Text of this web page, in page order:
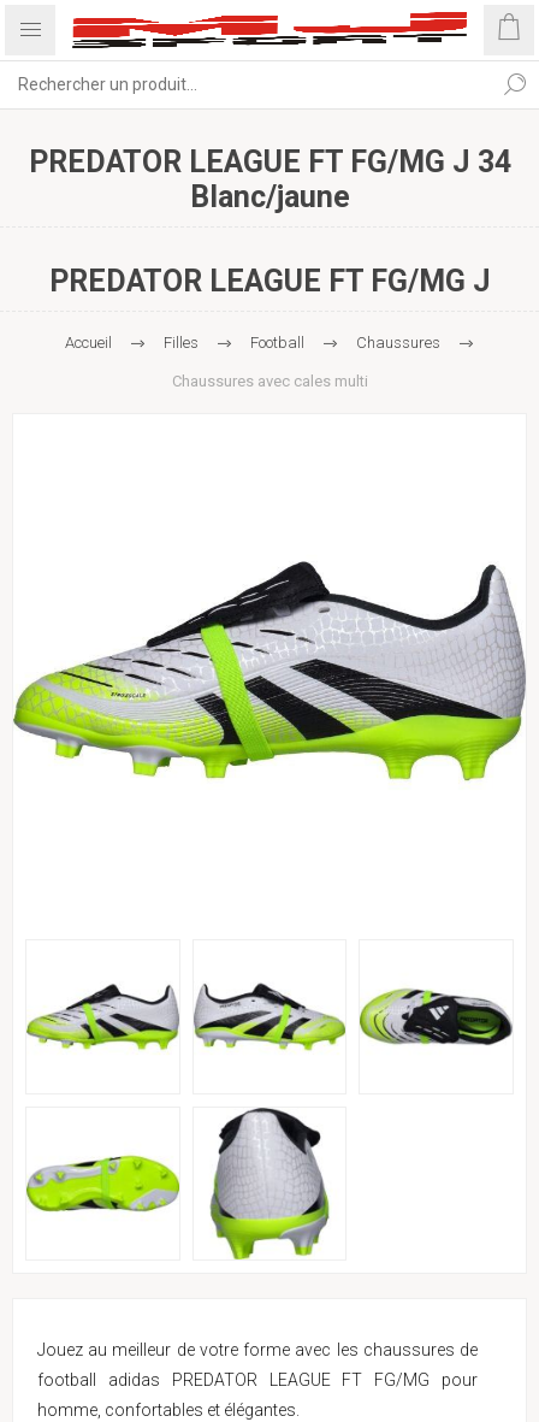
PREDATOR LEAGUE FT FG/MG J 34
Blanc/jaune
PREDATOR LEAGUE FT FG/MG J
Accueil Filles Football Chaussures
Chaussures avec cales multi
Jouez au meilleur de votre forme avec les chaussures de
football adidas PREDATOR LEAGUE FT FG/MG pour
homme, confortables et élégantes.